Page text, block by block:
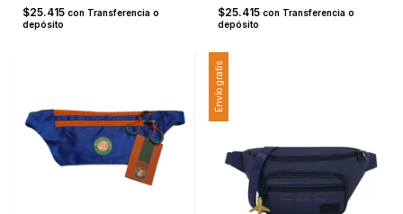
$25.415 con Transferencia o
depósito
$25.415 con Transferencia o
depósito
Envío gratis